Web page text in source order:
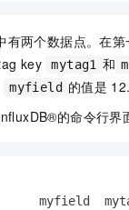
有两个数据点。在
key mytag1 和
myfield 的值是
的命令行界
myfield